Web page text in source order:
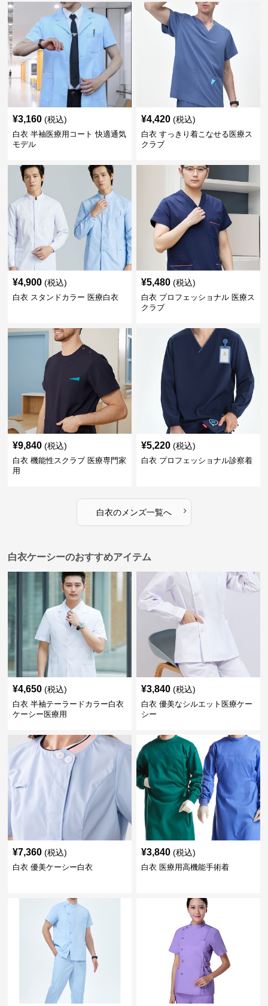
¥3,160 (税込)
白衣 半袖医療用コート 快適通気
モデル
¥4,420 (税込)
白衣 すっきり着こなせる医療ス
クラブ
¥4,900 (税込)
白衣 スタンドカラー 医療白衣
¥5,480 (税込)
白衣 プロフェッショナル 医療ス
クラブ
¥9,840 (税込)
白衣 機能性スクラブ 医療専門家
用
¥5,220 (税込)
白衣 プロフェッショナル診察着
白衣のメンズ一覧へ ›
白衣ケーシーのおすすめアイテム
¥4,650 (税込)
白衣 半袖テーラードカラー白衣
ケーシー医療用
¥3,840 (税込)
白衣 優美なシルエット医療ケー
シー
¥7,360 (税込)
白衣 優美ケーシー白衣
¥3,840 (税込)
白衣 医療用高機能手術着